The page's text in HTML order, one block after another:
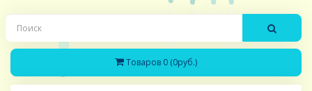
Товаров 0 (0руб.)